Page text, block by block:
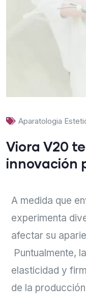
Aparatologia
Viora V20
innovación
A medida que
experimenta
afectar su
Puntualmente,
elasticidad y
de la